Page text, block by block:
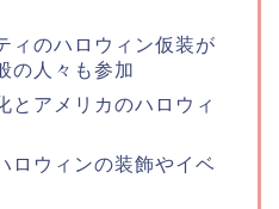
ィのハロウィン仮装が
の人々も参加
とアメリカのハロウィ
ロウィンの装飾やイベ